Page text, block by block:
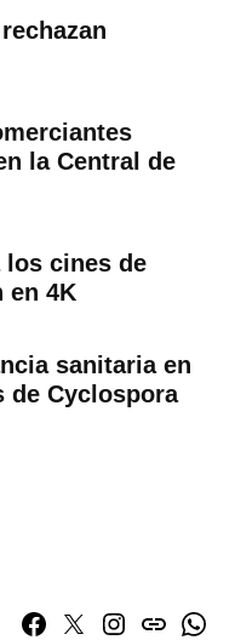
la Central de
los cines de
en 4K
sanitaria en
de Cyclospora
Facebook
TwitterInstagram
issuu